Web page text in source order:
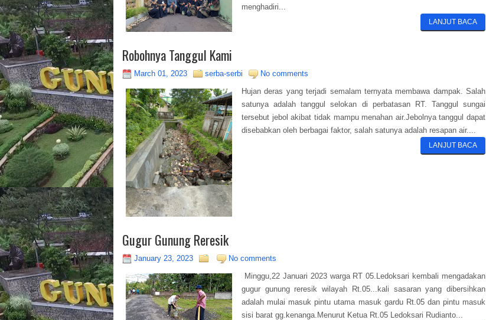
menghadiri...
LANJUT BACA
Robohnya Tanggul Kami
March 01, 2023 serba-serbi
No comments
Hujan deras yang terjadi semalam ternyata membawa dampak. Salah
satunya adalah tanggul selokan di perbatasan RT. Tanggul sungai
tersebut jebol akibat tidak mampu menahan air.Jebolnya tanggul dapat
disebabkan oleh berbagai faktor, salah satunya adalah resapan air....
LANJUT BACA
Gugur Gunung Reresik
January 23, 2023
No comments
Minggu,22 Januari 2023 warga RT 05.Ledoksari kembali mengadakan
gugur gunung reresik wilayah Rt.05...kali sasaran yang dibersihkan
adalah mulai masuk pintu utama masuk gardu Rt.05 dan pintu masuk
sisi barat gg.kenanga.Menurut Ketua Rt.05 Ledoksari Rudianto...